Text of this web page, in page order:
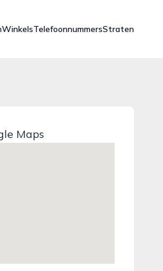
WinkelsTelefoonnummersStraten
Maps